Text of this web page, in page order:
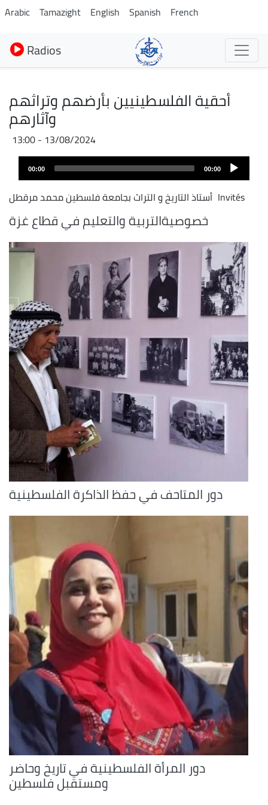
Aller
au
contenu
principal
Arabic Tamazight English Spanish French
Radios
أحقية الفلسطينيين بأرضهم وتراثهم
وآثارهم
13/08/2024 - 13:00
00:00
00:00
Invités أستاذ التاريخ و التراث بجامعة فلسطين محمد مرقطل
خصوصيةالتربية والتعليم في قطاع غزة
دور المتاحف في حفظ الذاكرة الفلسطينية
دور المرأة الفلسطينية في تاريخ وحاضر
ومستقبل فلسطين